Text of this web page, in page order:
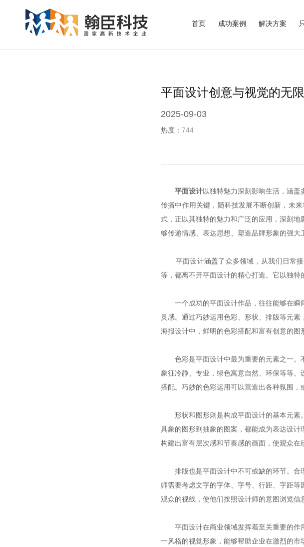
首页 成功案例 解决方案
平面设计创意与视觉的无
2025-09-03
热度： 744
平面设计以独特魅力深刻影响生活，涵
传播中作用关键，随科技发展不断创新，未
式，正以其独特的魅力和广泛的应用，深刻
够传递情感、表达思想、塑造品牌形象的强大
平面设计涵盖了众多领域，从我们日常接
等，都离不开平面设计的精心打造。它以独特
一个成功的平面设计作品，往往能够在瞬
灵感。通过巧妙运用色彩、形状、排版等元
海报设计中，鲜明的色彩搭配和富有创意的图
色彩是平面设计中最为重要的元素之一。
象征冷静、专业，绿色寓意自然、环保等等
搭配。巧妙的色彩运用可以营造出各种氛围，
形状和图形则是构成平面设计的基本元素
具象的图形到抽象的图案，都能成为表达设计
构建出富有层次感和节奏感的画面，使观众在
排版也是平面设计中不可或缺的环节。合
师需要考虑文字的字体、字号、行距、字距
观众的视线，使他们按照设计师的意图浏览信
平面设计在商业领域发挥着至关重要的作
一风格的视觉形象，能够帮助企业在激烈的